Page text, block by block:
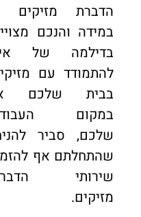
הדברת מזיקים –
במידה והנכם מצויים
בדילמה של איך
להתמודד עם מזיקים
בבית שלכם או
במקום העבודה
שלכם, סביר להניח,
שהתחלתם אף להזמין
שירותי הדברת
מזיקים.